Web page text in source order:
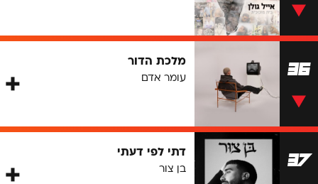
36 מלכת הדור
עומר אדם
37 דתי לפי דעתי
בן צור